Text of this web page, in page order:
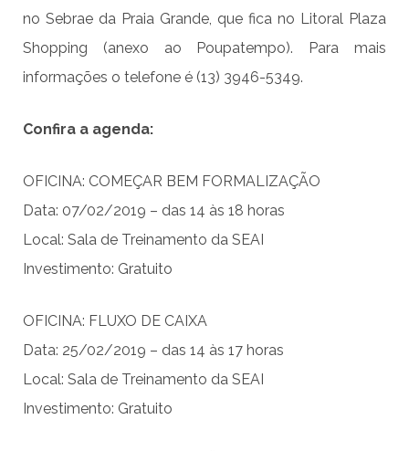
no Sebrae da Praia Grande, que fica no Litoral Plaza
Shopping (anexo ao Poupatempo). Para mais
informações o telefone é (13) 3946-5349.
Confira a agenda:
OFICINA: COMEÇAR BEM FORMALIZAÇÃO
Data: 07/02/2019 – das 14 às 18 horas
Local: Sala de Treinamento da SEAI
Investimento: Gratuito
OFICINA: FLUXO DE CAIXA
Data: 25/02/2019 – das 14 às 17 horas
Local: Sala de Treinamento da SEAI
Investimento: Gratuito